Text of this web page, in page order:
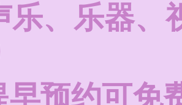
、乐器、
早预约可免